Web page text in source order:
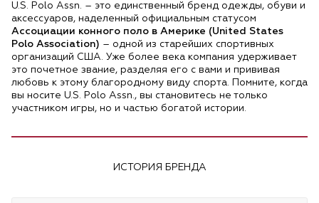
U.S. Polo Assn. – это единственный бренд одежды, обуви и
аксессуаров, наделенный официальным статусом
Ассоциации конного поло в Америке (United States
Polo Association) – одной из старейших спортивных
организаций США. Уже более века компания удерживает
это почетное звание, разделяя его с вами и прививая
любовь к этому благородному виду спорта. Помните, когда
вы носите U.S. Polo Assn., вы становитесь не только
участником игры, но и частью богатой истории.
ИСТОРИЯ БРЕНДА